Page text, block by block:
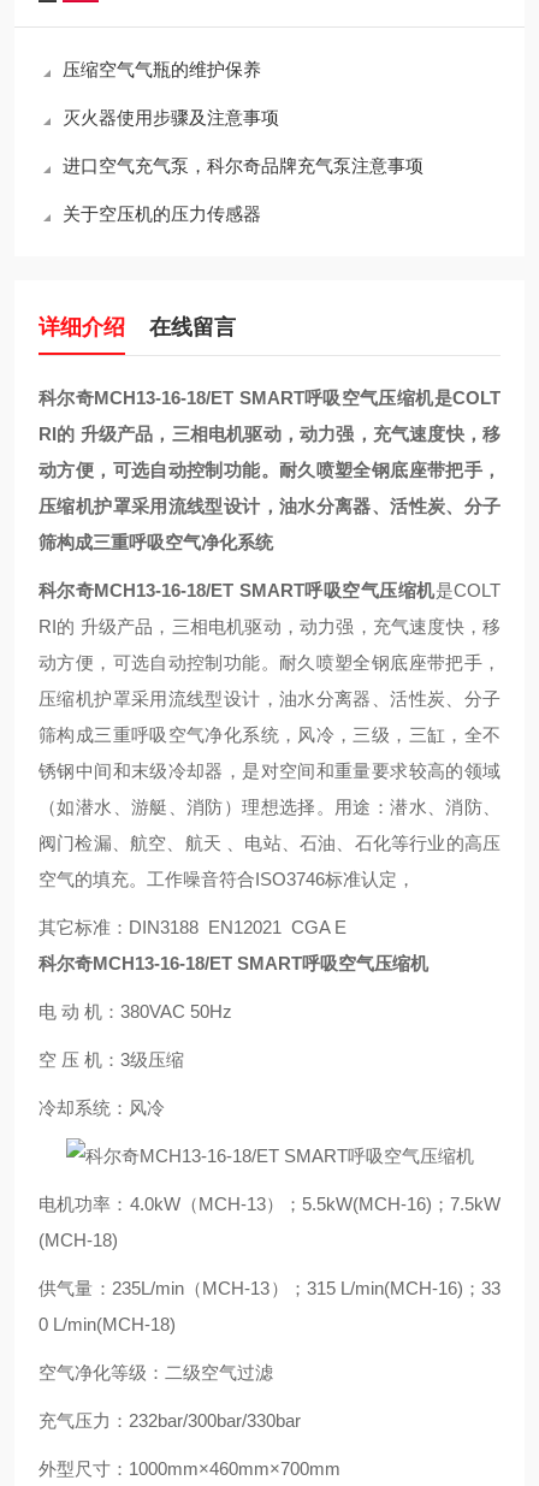
压缩空气气瓶的维护保养
灭火器使用步骤及注意事项
进口空气充气泵，科尔奇品牌充气泵注意事项
关于空压机的压力传感器
详细介绍 在线留言
科尔奇MCH13-16-18/ET SMART呼吸空气压缩机是COLT
RI的 升级产品，三相电机驱动，动力强，充气速度快，移
动方便，可选自动控制功能。耐久喷塑全钢底座带把手，
压缩机护罩采用流线型设计，油水分离器、活性炭、分子
筛构成三重呼吸空气净化系统
科尔奇MCH13-16-18/ET SMART呼吸空气压缩机是COLT
RI的 升级产品，三相电机驱动，动力强，充气速度快，移
动方便，可选自动控制功能。耐久喷塑全钢底座带把手，
压缩机护罩采用流线型设计，油水分离器、活性炭、分子
筛构成三重呼吸空气净化系统，风冷，三级，三缸，全不
锈钢中间和末级冷却器，是对空间和重量要求较高的领域
（如潜水、游艇、消防）理想选择。用途：潜水、消防、
阀门检漏、航空、航天 、电站、石油、石化等行业的高压
空气的填充。工作噪音符合ISO3746标准认定，
其它标准：DIN3188 EN12021 CGA E
科尔奇MCH13-16-18/ET SMART呼吸空气压缩机
电 动 机：380VAC 50Hz
空 压 机：3级压缩
冷却系统：风冷
电机功率：4.0kW（MCH-13）；5.5kW(MCH-16)；7.5kW
(MCH-18)
供气量：235L/min（MCH-13）；315 L/min(MCH-16)；33
0 L/min(MCH-18)
空气净化等级：二级空气过滤
充气压力：232bar/300bar/330bar
外型尺寸：1000mm×460mm×700mm